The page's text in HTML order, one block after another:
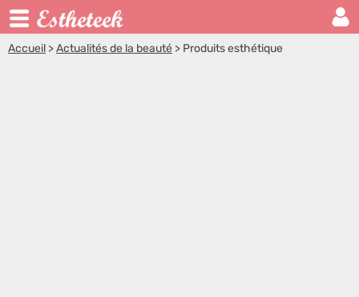
Accueil >Actualités de la beauté > Produits esthétique